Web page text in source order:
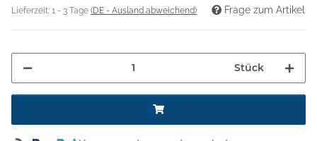
Lieferzeit: 1 - 3 Tage (DE - Ausland abweichend) Frage zum Artikel
Stück